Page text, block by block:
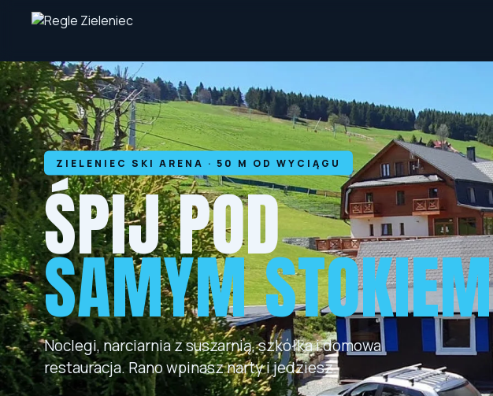
ZIELENIEC SKI ARENA · 50 M OD WYCIĄGU
ŚPIJ POD
SAMYM STOKIEM
Noclegi, narciarnia z suszarnią, szkółka i domowa
restauracja. Rano wpinasz narty i jedziesz.